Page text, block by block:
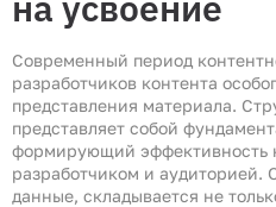
Современный период
разработчиков контента
представления материала.
представляет собой
формирующий эффективность
разработчиком и аудиторией.
данные, складывается не